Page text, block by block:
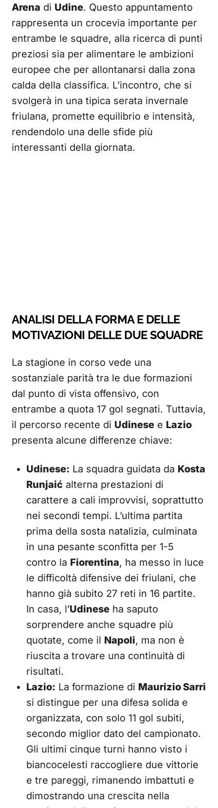
Arena di Udine. Questo appuntamento
rappresenta un crocevia importante per
entrambe le squadre, alla ricerca di punti
preziosi sia per alimentare le ambizioni
europee che per allontanarsi dalla zona
calda della classifica. L’incontro, che si
svolgerà in una tipica serata invernale
friulana, promette equilibrio e intensità,
rendendolo una delle sfide più
interessanti della giornata.
ANALISI DELLA FORMA E DELLE
MOTIVAZIONI DELLE DUE SQUADRE
La stagione in corso vede una
sostanziale parità tra le due formazioni
dal punto di vista offensivo, con
entrambe a quota 17 gol segnati. Tuttavia,
il percorso recente di Udinese e Lazio
presenta alcune differenze chiave:
Udinese: La squadra guidata da Kosta
Runjaić alterna prestazioni di
carattere a cali improvvisi, soprattutto
nei secondi tempi. L’ultima partita
prima della sosta natalizia, culminata
in una pesante sconfitta per 1-5
contro la Fiorentina, ha messo in luce
le difficoltà difensive dei friulani, che
hanno già subito 27 reti in 16 partite.
In casa, l’Udinese ha saputo
sorprendere anche squadre più
quotate, come il Napoli, ma non è
riuscita a trovare una continuità di
risultati.
Lazio: La formazione di Maurizio Sarri
si distingue per una difesa solida e
organizzata, con solo 11 gol subiti,
secondo miglior dato del campionato.
Gli ultimi cinque turni hanno visto i
biancocelesti raccogliere due vittorie
e tre pareggi, rimanendo imbattuti e
dimostrando una crescita nella